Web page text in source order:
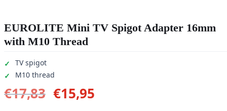
EUROLITE Mini TV Spigot Adapter 16mm
with M10 Thread
TV spigot
M10 thread
€17,83 Oorspronkelijke
€15,95